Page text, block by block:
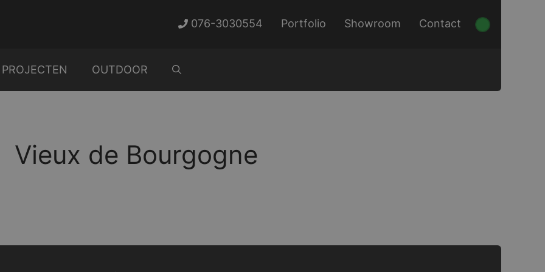
076-3030554 Portfolio Showroom Contact
PROJECTEN OUTDOOR
Vieux de Bourgogne